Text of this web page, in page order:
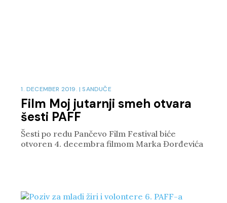
Film Moj jutarnji smeh otvara
šesti PAFF
1. DECEMBER 2019. | SANDUČE
Šesti po redu Pančevo Film Festival biće
otvoren 4. decembra filmom Marka Đorđevića